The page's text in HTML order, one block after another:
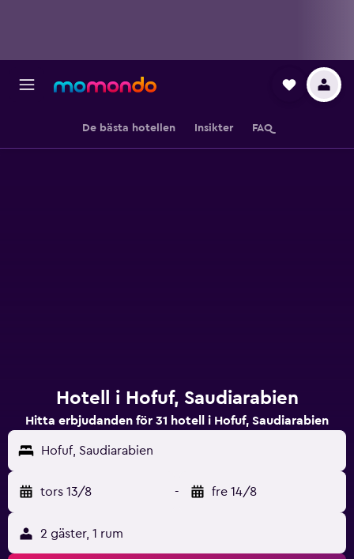
De bästa hotellen Insikter FAQ
Hotell i Hofuf, Saudiarabien
Hitta erbjudanden för 31 hotell i Hofuf, Saudiarabien
Hofuf, Saudiarabien
tors 13/8 - fre 14/8
2 gäster, 1 rum